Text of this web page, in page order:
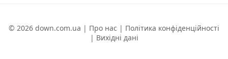
© 2026 down.com.ua | Про нас | Політика конфіденційності
| Вихідні дані